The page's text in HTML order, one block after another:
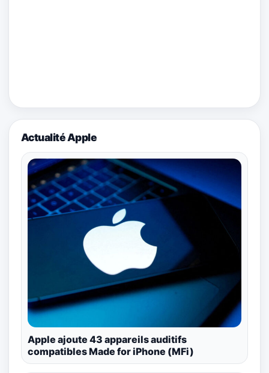
Actualité Apple
Apple ajoute 43 appareils auditifs
compatibles Made for iPhone (MFi)